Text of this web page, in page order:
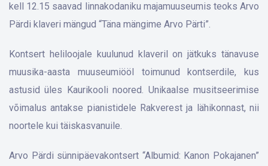
kell 12.15 saavad linnakodaniku majamuuseumis teoks Arvo
Pärdi klaveri mängud “Täna mängime Arvo Pärti”.
Kontsert heliloojale kuulunud klaveril on jätkuks tänavuse
muusika-aasta muuseumiööl toimunud kontserdile, kus
astusid üles Kaurikooli noored. Unikaalse musitseerimise
võimalus antakse pianistidele Rakverest ja lähikonnast, nii
noortele kui täiskasvanuile.
Arvo Pärdi sünnipäevakontsert “Albumid: Kanon Pokajanen”